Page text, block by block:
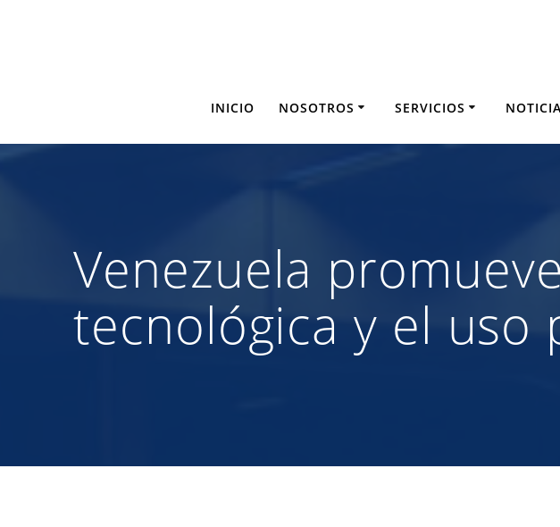
INICIO NOSOTROS SERVICIOS
Venezuela
tecnológica y el uso